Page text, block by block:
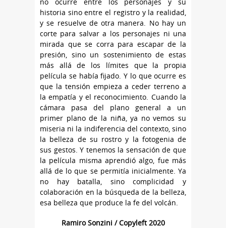
historia sino entre el registro y la realidad,
y se resuelve de otra manera. No hay un
corte para salvar a los personajes ni una
mirada que se corra para escapar de la
presión, sino un sostenimiento de estas
más allá de los límites que la propia
película se había fijado. Y lo que ocurre es
que la tensión empieza a ceder terreno a
la empatía y el reconocimiento. Cuando la
cámara pasa del plano general a un
primer plano de la niña, ya no vemos su
miseria ni la indiferencia del contexto, sino
la belleza de su rostro y la fotogenia de
sus gestos. Y tenemos la sensación de que
la película misma aprendió algo, fue más
allá de lo que se permitía inicialmente. Ya
no hay batalla, sino complicidad y
colaboración en la búsqueda de la belleza,
esa belleza que produce la fe del volcán.
Ramiro Sonzini / Copyleft 2020